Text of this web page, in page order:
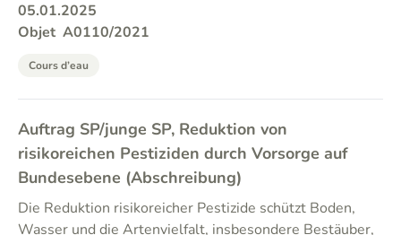
05.01.2025
Objet A0110/2021
Cours d’eau
Auftrag SP/junge SP, Reduktion von
risikoreichen Pestiziden durch Vorsorge auf
Bundesebene (Abschreibung)
Die Reduktion risikoreicher Pestizide schützt Boden,
Wasser und die Artenvielfalt, insbesondere Bestäuber,